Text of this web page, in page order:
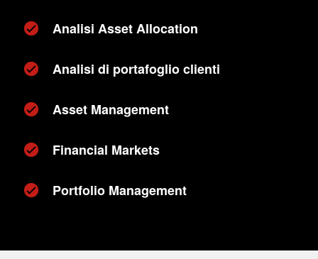
Analisi Asset Allocation
Analisi di portafoglio clienti
Asset Management
Financial Markets
Portfolio Management